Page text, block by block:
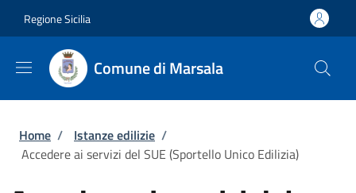
Regione Sicilia
Comune di Marsala
Briciole di pane
Home / Istanze edilizie /
Accedere ai servizi del SUE (Sportello Unico Edilizia)